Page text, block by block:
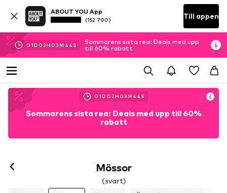
ABOUT YOU App
(152 700) Till appen
01D 02H 03M 42 S
Sommarens sista rea: Deals med upp
till 60% rabatt
01D 02H 03M 42 S
Sommarens sista rea: Deals med upp till 60%
rabatt
Mössor
(svart)